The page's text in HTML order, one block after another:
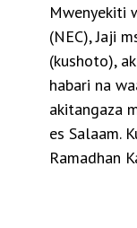
Mwenyekiti
(NEC), Jaji
(kushoto),
habari na
akitangaza
es Salaam.
Ramadhan